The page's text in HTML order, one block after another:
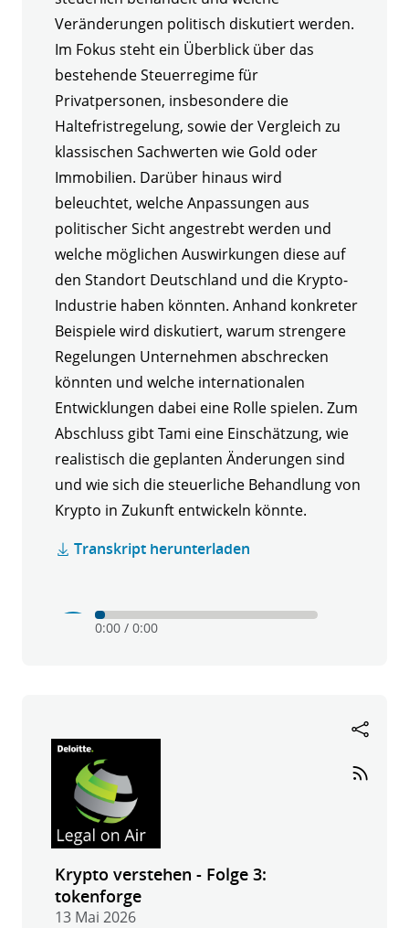
Veränderungen politisch diskutiert werden.
Im Fokus steht ein Überblick über das
bestehende Steuerregime für
Privatpersonen, insbesondere die
Haltefristregelung, sowie der Vergleich zu
klassischen Sachwerten wie Gold oder
Immobilien. Darüber hinaus wird
beleuchtet, welche Anpassungen aus
politischer Sicht angestrebt werden und
welche möglichen Auswirkungen diese auf
den Standort Deutschland und die Krypto-
Industrie haben könnten. Anhand konkreter
Beispiele wird diskutiert, warum strengere
Regelungen Unternehmen abschrecken
könnten und welche internationalen
Entwicklungen dabei eine Rolle spielen. Zum
Abschluss gibt Tami eine Einschätzung, wie
realistisch die geplanten Änderungen sind
und wie sich die steuerliche Behandlung von
Krypto in Zukunft entwickeln könnte.
Transkript herunterladen
Consulting
LLC
0:00 / 0:00
Krypto verstehen - Folge 3:
tokenforge
13 Mai 2026